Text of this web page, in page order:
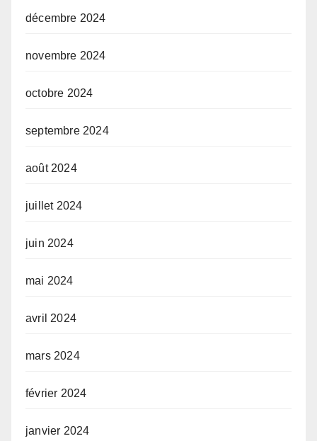
décembre 2024
novembre 2024
octobre 2024
septembre 2024
août 2024
juillet 2024
juin 2024
mai 2024
avril 2024
mars 2024
février 2024
janvier 2024